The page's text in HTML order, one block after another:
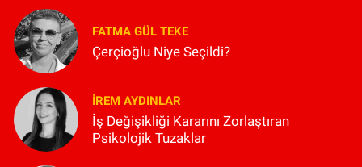
FATMA GÜL TEKE
Çerçioğlu Niye Seçildi?
İREM AYDINLAR
İş Değişikliği Kararını Zorlaştıran
Psikolojik Tuzaklar